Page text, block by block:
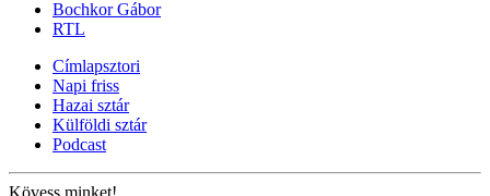
Bochkor Gábor
RTL
Címlapsztori
Napi friss
Hazai sztár
Külföldi sztár
Podcast
Kövess minket!